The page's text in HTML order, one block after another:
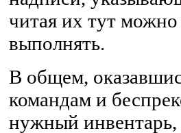
читая их тут можно
выполнять.
В общем,
командам и
нужный инвентарь,